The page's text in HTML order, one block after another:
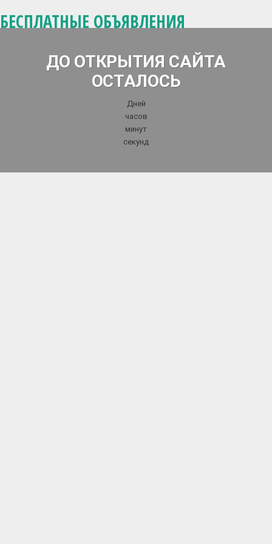
БЕСПЛАТНЫЕ ОБЪЯВЛЕНИЯ
ДО ОТКРЫТИЯ САЙТА
ОСТАЛОСЬ
Дней
часов
минут
секунд